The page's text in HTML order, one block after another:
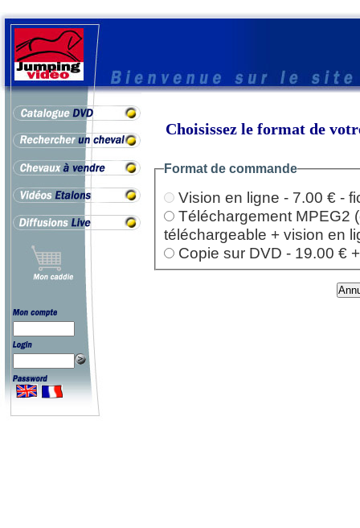
Choisissez le format de
Format de commande
Vision en ligne - 7.00 € -
Téléchargement MPEG2
téléchargeable + vision en
Copie sur DVD - 19.00 €